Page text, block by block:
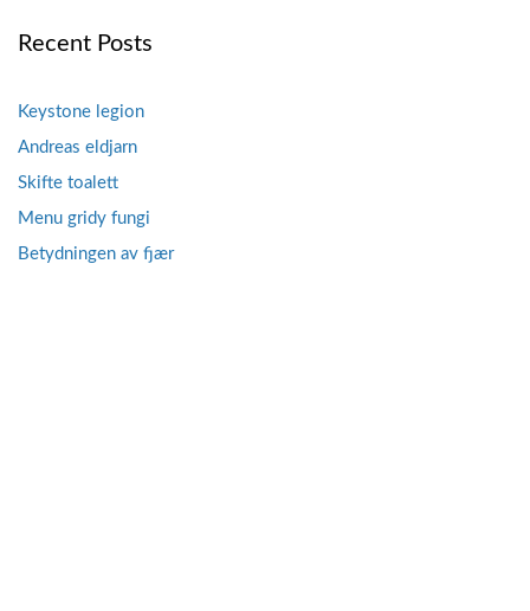
Recent Posts
Keystone legion
Andreas eldjarn
Skifte toalett
Menu gridy fungi
Betydningen av fjær